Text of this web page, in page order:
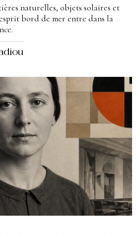
naturelles, objets solaires et
bord de mer entre dans la